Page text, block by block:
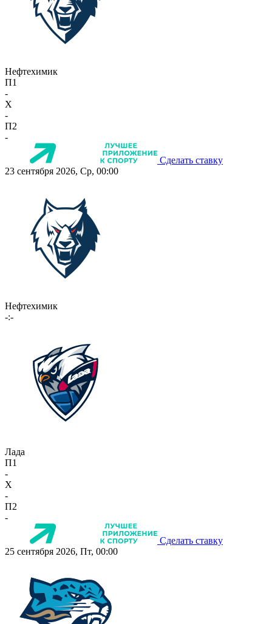
Нефтехимик
П1
-
X
-
П2
-
Сделать ставку
23 сентября 2026, Ср, 00:00
Нефтехимик
-:-
Лада
П1
-
X
-
П2
-
Сделать ставку
25 сентября 2026, Пт, 00:00